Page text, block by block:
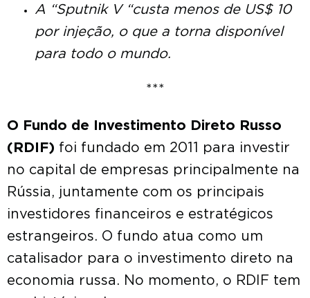
A “Sputnik V “custa menos de US$ 10
por injeção, o que a torna disponível
para todo o mundo.
***
O Fundo de Investimento Direto Russo
(RDIF) foi fundado em 2011 para investir
no capital de empresas principalmente na
Rússia, juntamente com os principais
investidores financeiros e estratégicos
estrangeiros. O fundo atua como um
catalisador para o investimento direto na
economia russa. No momento, o RDIF tem